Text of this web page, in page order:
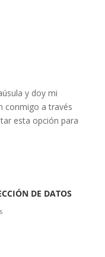
y doy mi
conmigo a través
esta opción para
DE DATOS